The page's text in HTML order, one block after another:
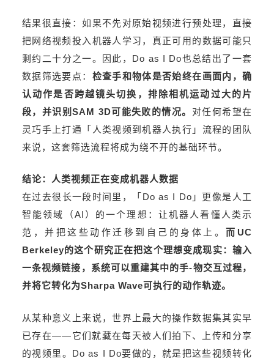
结果很直接：如果不先对原始视频进行预处理，直接
把网络视频投入机器人学习，真正可用的数据可能只
剩约二十分之一。因此，Do as I Do也总结出了一套
数据筛选要点： 检查手和物体是否始终在画面内，确
认动作是否跨越镜头切换，排除相机运动过大的片
段，并识别SAM 3D可能失败的情况。 对任何希望在
灵巧手上打通「人类视频到机器人执行」流程的团队
来说，这套筛选流程将成为绕不开的基础环节。
结论：人类视频正在变成机器人数据
在过去很长一段时间里，「Do as I Do」更像是人工
智能领域（AI）的一个理想：让机器人看懂人类示
范，并把这些动作迁移到自己的身体上。而UC
Berkeley的这个研究正在把这个理想变成现实：输入
一条视频链接，系统可以重建其中的手-物交互过程，
并将它转化为Sharpa Wave可执行的动作轨迹。
从某种意义上来说，世界上最大的操作数据集其实早
已存在——它们就藏在每天被人们拍下、上传和分享
的视频里。Do as I Do要做的，就是把这些视频转化